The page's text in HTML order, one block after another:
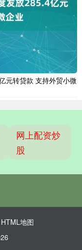
元转贷款 支持外贸小微
网上配资炒
股
HTML地图